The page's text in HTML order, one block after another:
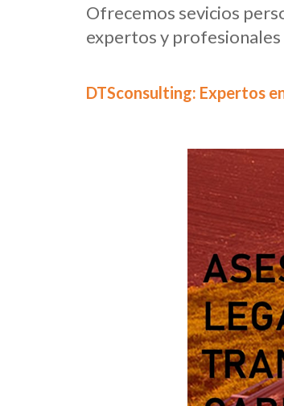
Ofrecemos sevicios
expertos y profesionales
DTSconsulting: Expertos